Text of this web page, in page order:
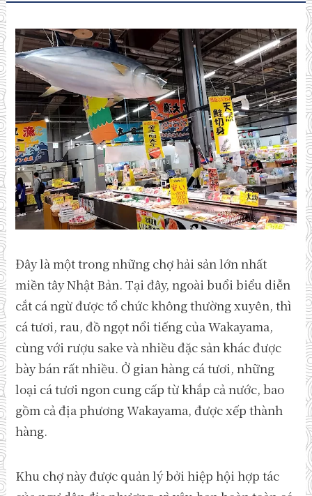
Đây là một trong những chợ hải sản lớn nhất
miền tây Nhật Bản. Tại đây, ngoài buổi biểu diễn
cắt cá ngừ được tổ chức không thường xuyên, thì
cá tươi, rau, đồ ngọt nổi tiếng của Wakayama,
cùng với rượu sake và nhiều đặc sản khác được
bày bán rất nhiều. Ở gian hàng cá tươi, những
loại cá tươi ngon cung cấp từ khắp cả nước, bao
gồm cả địa phương Wakayama, được xếp thành
hàng.
Khu chợ này được quản lý bởi hiệp hội hợp tác